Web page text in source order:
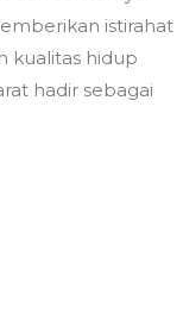
istirahat
kualitas hidup
hadir sebagai